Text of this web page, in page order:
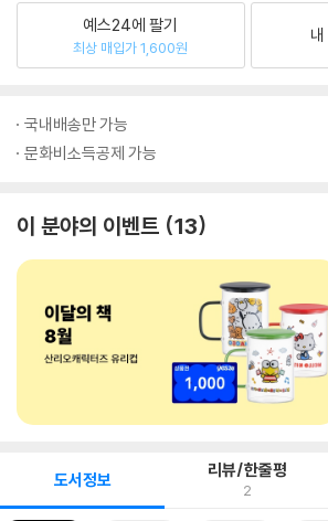
예스24에 팔기
최상 매입가 1,600원
국내배송만 가능
문화비소득공제 가능
이 분야의 이벤트 13
도서정보 리뷰/한줄평
2